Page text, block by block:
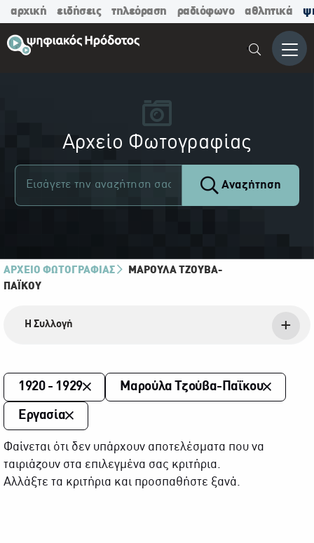
αρχική ειδήσεις τηλεόραση ραδιόφωνο αθλητικά
Μενού
Αρχείο Φωτογραφίας
Αναζήτηση
ΑΡΧΕΙΟ ΦΩΤΟΓΡΑΦΙΑΣ
ΜΑΡΟΎΛΑ ΤΖΟΎΒΑ-
ΠΑΪ́ΚΟΥ
Η Συλλογή
1920 - 1929 Μαρούλα Τζούβα-Παΐκου
Εργασία
Φαίνεται ότι δεν υπάρχουν αποτελέσματα που να
ταιριάζουν στα επιλεγμένα σας κριτήρια.
Αλλάξτε τα κριτήρια και προσπαθήστε ξανά.